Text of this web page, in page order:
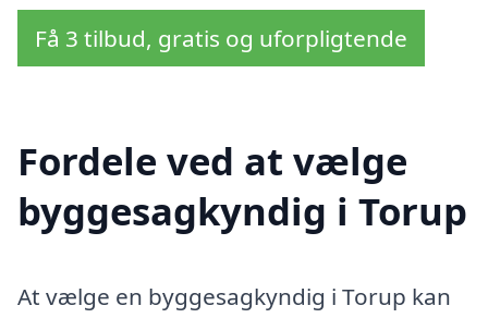
Få 3 tilbud, gratis og uforpligtende
Fordele ved at vælge
byggesagkyndig i Torup
At vælge en byggesagkyndig i Torup kan